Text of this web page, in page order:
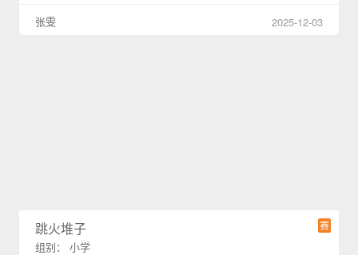
张雯
2025-12-03
赛
跳火堆子
组别： 小学